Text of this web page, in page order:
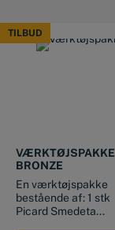
TILBUD
TILBUD
VÆRKTØJSPAKKE
BRONZE
En værktøjspakke
bestående af: 1 stk
Picard Smedeta...